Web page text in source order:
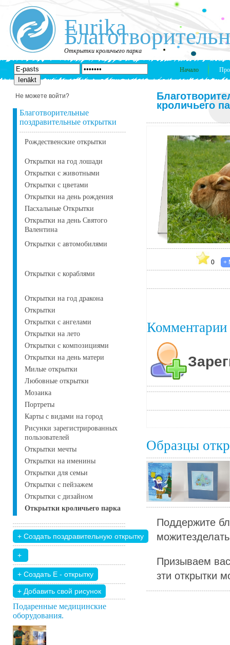
Eurika
Открытки кроличьего парка
Начало
Не можете войти?
Благотворительные
поздравительные открытки
Рождественские открытки
Открытки на год лошади
Открытки с животными
Открытки с цветами
Открытки на день рождения
Пасхальные Открытки
Открытки на день Святого
Валентина
Открытки с автомобилями
Открытки с кораблями
Открытки на год дракона
Открытки
Открытки с ангелами
Открытки на лето
Открытки с композициями
Открытки на день матери
Милые открытки
Любовные открытки
Мозаика
Портреты
Карты с видами на город
Рисунки зарегистрированных
пользователей
Открытки мечты
Открытки на именины
Открытки для семьи
Открытки с пейзажем
Открытки с дизайном
Открытки кроличьего парка
+ Добавить свой ​​рисунок
Подаренные медицинские
оборудования.
кроличьего
0
Комментарии
Образцы
Поддержите
Призываем
зти открытки